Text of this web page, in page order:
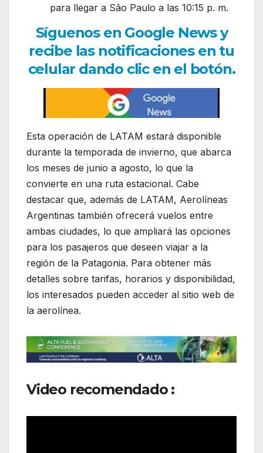
para llegar a São Paulo a las 10:15 p. m.
Síguenos en Google News y
recibe las notificaciones en tu
celular dando clic en el botón.
Esta operación de LATAM estará disponible
durante la temporada de invierno, que abarca
los meses de junio a agosto, lo que la
convierte en una ruta estacional. Cabe
destacar que, además de LATAM, Aerolíneas
Argentinas también ofrecerá vuelos entre
ambas ciudades, lo que ampliará las opciones
para los pasajeros que deseen viajar a la
región de la Patagonia. Para obtener más
detalles sobre tarifas, horarios y disponibilidad,
los interesados pueden acceder al sitio web de
la aerolínea.
Video recomendado :